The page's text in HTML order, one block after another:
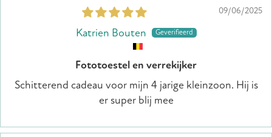
09/06/2025
Katrien Bouten
Fototoestel en verrekijker
Schitterend cadeau voor mijn 4 jarige kleinzoon. Hij is
er super blij mee